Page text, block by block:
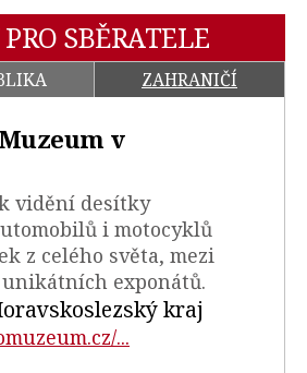
SBĚRATELE
ZAHRANIČÍ
v
vidění desítky
i motocyklů
z celého světa, mezi
exponátů.
kraj
...